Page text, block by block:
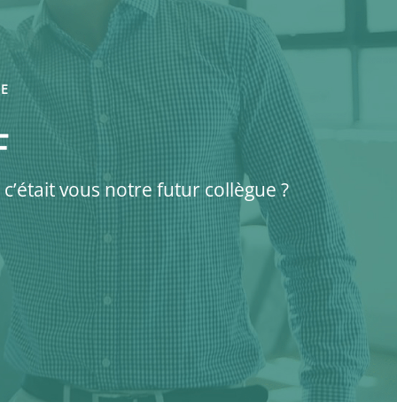
vous notre futur collègue ?